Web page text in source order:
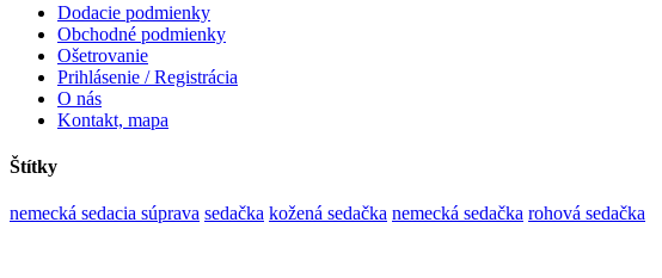
Dodacie podmienky
Obchodné podmienky
Ošetrovanie
Prihlásenie / Registrácia
O nás
Kontakt, mapa
Štítky
nemecká sedacia súprava sedačka kožená sedačka nemecká sedačka rohová sedačka